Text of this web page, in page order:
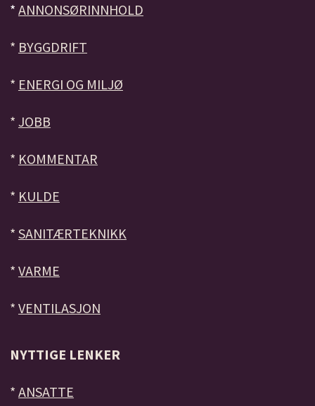
* ANNONSØRINNHOLD
* BYGGDRIFT
* ENERGI OG MILJØ
* JOBB
* KOMMENTAR
* KULDE
* SANITÆRTEKNIKK
* VARME
* VENTILASJON
NYTTIGE LENKER
* ANSATTE